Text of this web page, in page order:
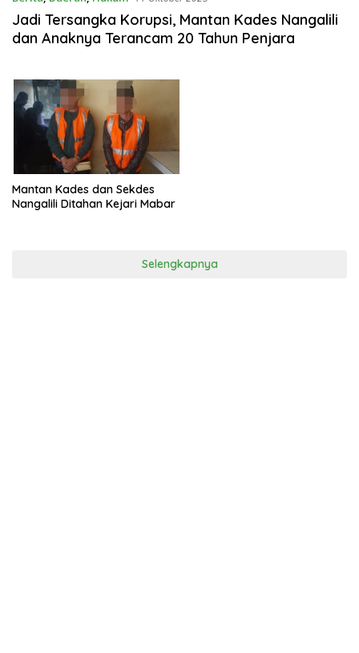
Jadi Tersangka Korupsi, Mantan Kades Nangalili
dan Anaknya Terancam 20 Tahun Penjara
Mantan Kades dan Sekdes
Nangalili Ditahan Kejari Mabar
Selengkapnya